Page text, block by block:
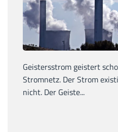
Geistersstrom geistert
Stromnetz. Der Strom
nicht. Der Geiste...